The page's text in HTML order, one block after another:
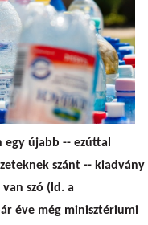
újabb -- ezúttal
szánt -- kiadvány
szó (ld. a
éve még minisztériumi